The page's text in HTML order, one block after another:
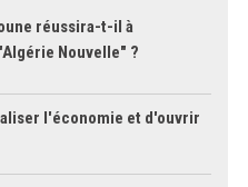
réussira-t-il à
Nouvelle" ?
l'économie et d'ouvrir